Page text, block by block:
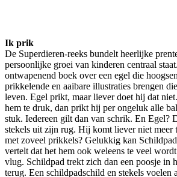
Ik prik
De Superdieren-reeks bundelt heerlijke
persoonlijke groei van kinderen centraal
ontwapenend boek over een egel die
prikkelende en aaibare illustraties brengen
leven. Egel prikt, maar liever doet hij dat
hem te druk, dan prikt hij per ongeluk alle
stuk. Iedereen gilt dan van schrik. En Egel?
stekels uit zijn rug. Hij komt liever niet meer
met zoveel prikkels? Gelukkig kan
vertelt dat het hem ook weleens te veel
vlug. Schildpad trekt zich dan een poosje in
terug. Een schildpadschild en stekels voelen